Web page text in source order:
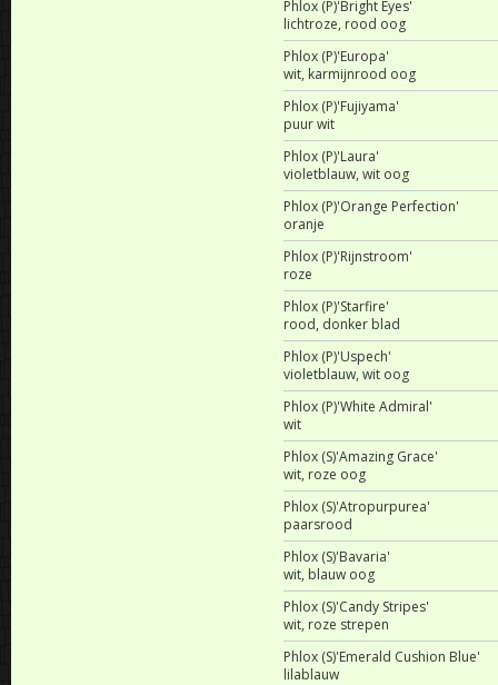
Phlox (P)'Bright Eyes'
lichtroze, rood oog
Phlox (P)'Europa'
wit, karmijnrood oog
Phlox (P)'Fujiyama'
puur wit
Phlox (P)'Laura'
violetblauw, wit oog
Phlox (P)'Orange Perfection'
oranje
Phlox (P)'Rijnstroom'
roze
Phlox (P)'Starfire'
rood, donker blad
Phlox (P)'Uspech'
violetblauw, wit oog
Phlox (P)'White Admiral'
wit
Phlox (S)'Amazing Grace'
wit, roze oog
Phlox (S)'Atropurpurea'
paarsrood
Phlox (S)'Bavaria'
wit, blauw oog
Phlox (S)'Candy Stripes'
wit, roze strepen
Phlox (S)'Emerald Cushion Blue'
lilablauw